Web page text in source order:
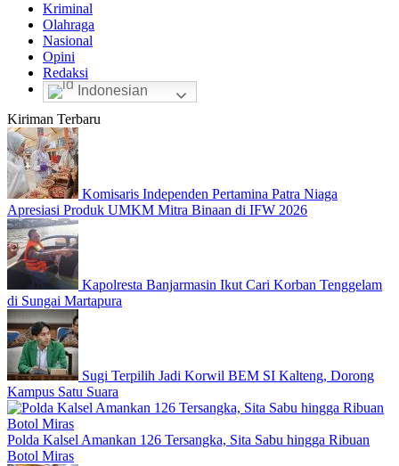
Kriminal
Olahraga
Nasional
Opini
Redaksi
Indonesian
Kiriman Terbaru
Komisaris Independen Pertamina Patra Niaga
Apresiasi Produk UMKM Mitra Binaan di IFW 2026
Kapolresta Banjarmasin Ikut Cari Korban Tenggelam
di Sungai Martapura
Sugi Terpilih Jadi Korwil BEM SI Kalteng, Dorong
Kampus Satu Suara
Polda Kalsel Amankan 126 Tersangka, Sita Sabu hingga Ribuan
Botol Miras